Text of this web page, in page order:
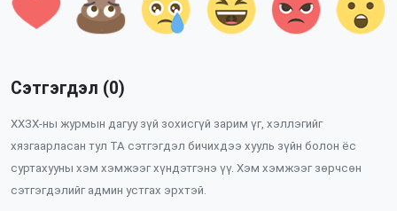
Сэтгэгдэл (0)
ХХЗХ-ны журмын дагуу зүй зохисгүй зарим үг, хэллэгийг
хязгаарласан тул ТА сэтгэгдэл бичихдээ хууль зүйн болон ёс
суртахууны хэм хэмжээг хүндэтгэнэ үү. Хэм хэмжээг зөрчсөн
сэтгэгдэлийг админ устгах эрхтэй.